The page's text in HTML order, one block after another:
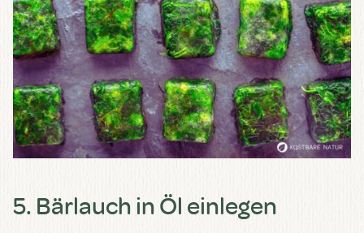
5. Bärlauch in Öl einlegen